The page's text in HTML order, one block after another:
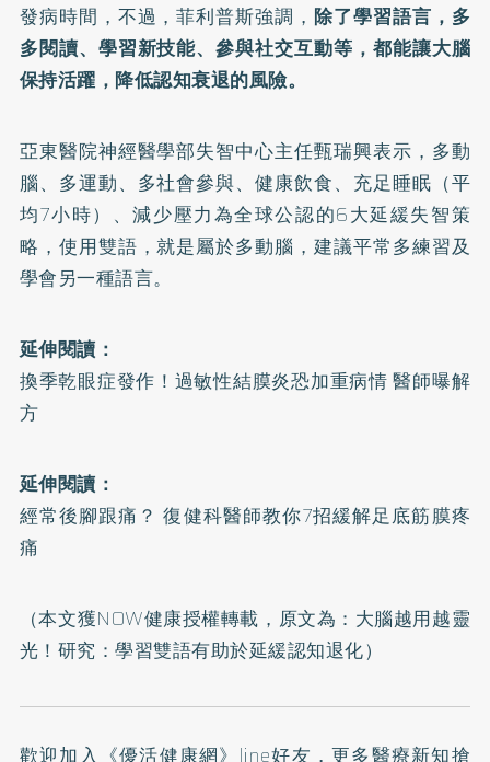
發病時間，不過，菲利普斯強調， 除了學習語言，多
多閱讀、學習新技能、參與社交互動等，都能讓大腦
保持活躍，降低認知衰退的風險。
亞東醫院神經醫學部失智中心主任甄瑞興表示，多動
腦、多運動、多社會參與、健康飲食、充足睡眠（平
均7小時）、減少壓力為全球公認的6大延緩失智策
略，使用雙語，就是屬於多動腦，建議平常多練習及
學會另一種語言。
延伸閱讀：
換季乾眼症發作！過敏性結膜炎恐加重病情 醫師曝解
方
延伸閱讀：
經常後腳跟痛？ 復健科醫師教你7招緩解足底筋膜疼
痛
（本文獲NOW健康授權轉載，原文為： 大腦越用越靈
光！研究：學習雙語有助於延緩認知退化）
歡迎加入 《優活健康網》line好友 ，更多醫療新知搶